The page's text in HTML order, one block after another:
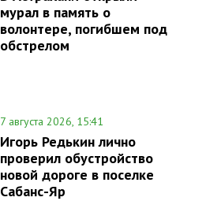
мурал в память о
волонтере, погибшем под
обстрелом
7 августа 2026, 15:41
Игорь Редькин лично
проверил обустройство
новой дороге в поселке
Сабанс-Яр